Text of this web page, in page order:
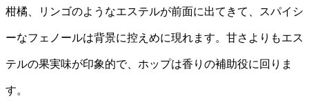
柑橘、リンゴのようなエステルが前面に出てきて、スパイシ
ーなフェノールは背景に控えめに現れます。甘さよりもエス
テルの果実味が印象的で、ホップは香りの補助役に回りま
す。